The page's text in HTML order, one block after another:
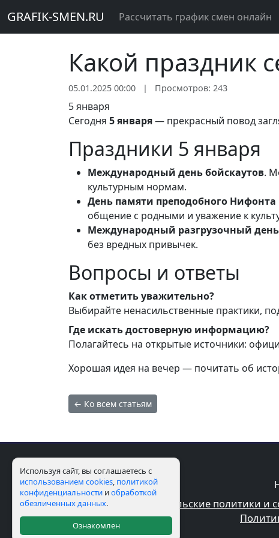
GRAFIK-SMEN.RU Рассчитать график смен онлайн
Какой праздник
05.01.2025 00:00 | Просмотров: 243
5 января
Сегодня 5 января— прекрасный повод
Праздники 5 января
Международный день бойскаутов.
культурным нормам.
День памяти преподобного Нифонта
общение с родными и уважение к
Международный разгрузочный день
без вредных привычек.
Вопросы и ответы
Как отметить уважительно?
Выбирайте ненасильственные практики,
Где искать достоверную информацию?
Полагайтесь на открытые источники:
Хорошая идея на вечер — почитать об
← Ко всем статьям
Пользовательские политики и
Используя сайт, вы соглашаетесь с
использованием cookies, политикой
конфиденциальности иобработкой
обезличенных данных.
Ознакомлен